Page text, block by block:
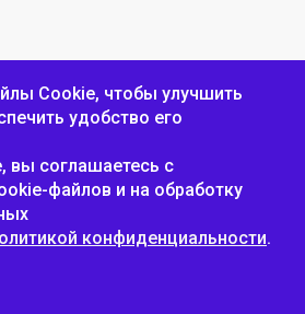
ОБРАТНАЯ СВЯЗЬ
Пожаловаться
Сookie, чтобы улучшить
удобство его
вы соглашаетесь с
файлов и на обработку
конфиденциальности.